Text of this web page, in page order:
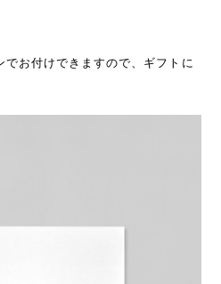
お付けできますので、ギフトに